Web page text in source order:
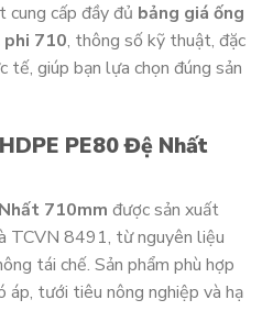
cấp đầy đủ bảng giá ống
phi 710, thông số kỹ thuật, đặc
giúp bạn lựa chọn đúng sản
PE80 Đệ Nhất
710mm được sản xuất
TCVN 8491, từ nguyên liệu
tái chế. Sản phẩm phù hợp
áp, tưới tiêu nông nghiệp và hạ